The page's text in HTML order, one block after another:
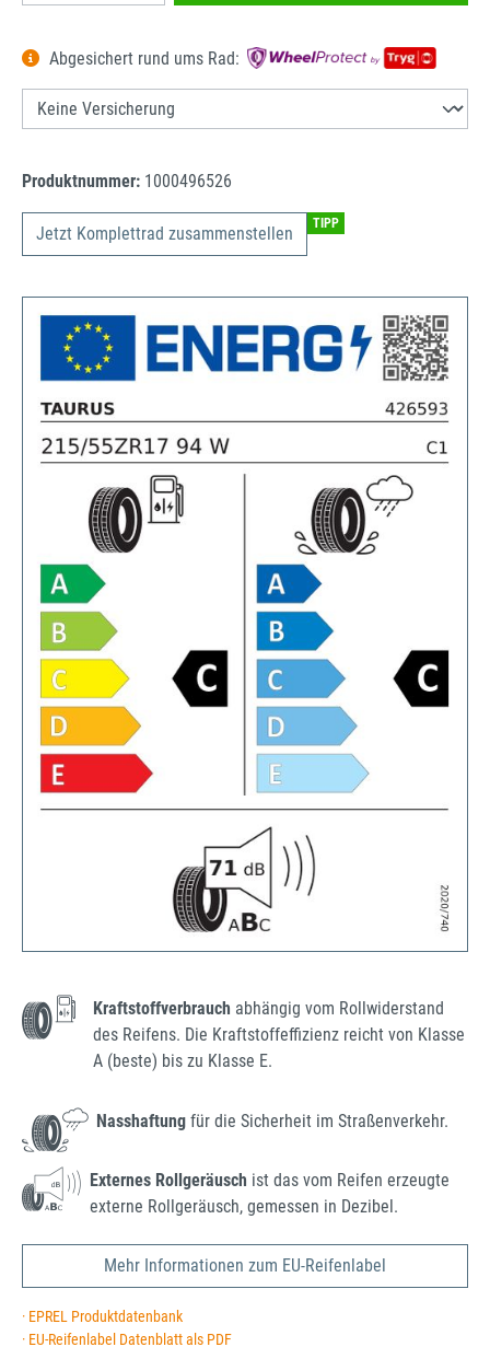
Abgesichert rund ums Rad:
Produktnummer: 1000496526
Jetzt Komplettrad zusammenstellen TIPP
Kraftstoffverbrauch abhängig vom Rollwiderstand
des Reifens. Die Kraftstoffeffizienz reicht von Klasse
A (beste) bis zu Klasse E.
Nasshaftung für die Sicherheit im Straßenverkehr.
Externes Rollgeräusch ist das vom Reifen erzeugte
externe Rollgeräusch, gemessen in Dezibel.
Mehr Informationen zum EU-Reifenlabel
· EPREL Produktdatenbank
· EU-Reifenlabel Datenblatt als PDF